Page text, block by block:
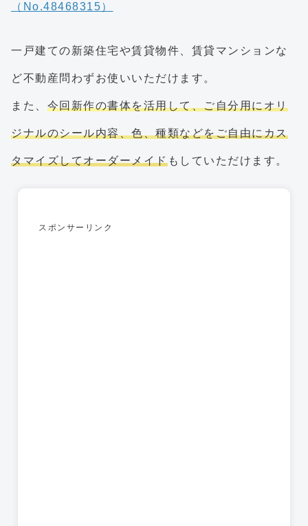
（No.48468315）
一戸建ての新築住宅や賃貸物件、賃貸マンションな
ど不動産問わずお使いいただけます。
また、 今回新作の書体を活用して、ご自分用にオリ
ジナルのシール内容、色、種類などをご自由にカス
タマイズしてオーダーメイドもしていただけます。
スポンサーリンク